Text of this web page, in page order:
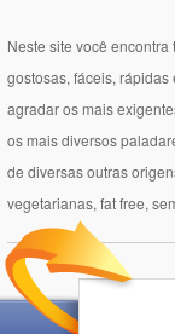
Neste site você
gostosas, fáceis,
agradar os mais
os mais diversos
de diversas outras
vegetarianas, fat free,